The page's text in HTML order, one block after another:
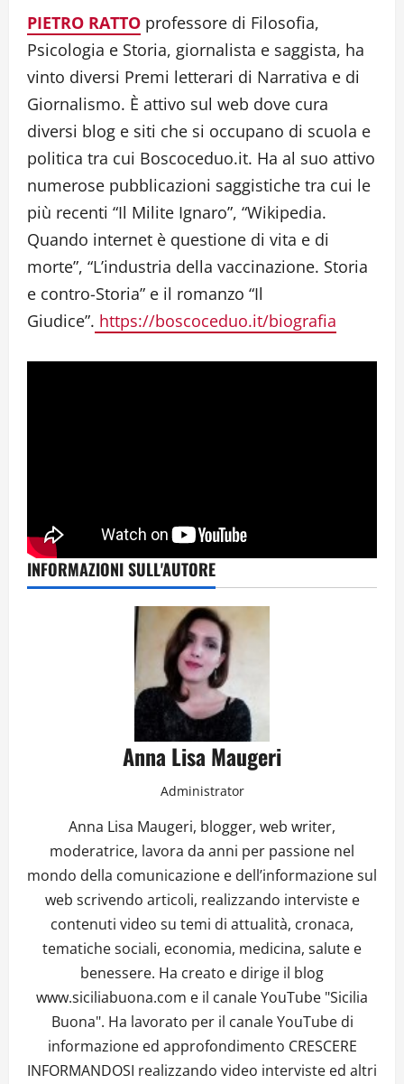
PIETRO RATTO professore di Filosofia,
Psicologia e Storia, giornalista e saggista, ha
vinto diversi Premi letterari di Narrativa e di
Giornalismo. È attivo sul web dove cura
diversi blog e siti che si occupano di scuola e
politica tra cui Boscoceduo.it. Ha al suo attivo
numerose pubblicazioni saggistiche tra cui le
più recenti “Il Milite Ignaro”, “Wikipedia.
Quando internet è questione di vita e di
morte”, “L’industria della vaccinazione. Storia
e contro-Storia” e il romanzo “Il
Giudice”. https://boscoceduo.it/biografia
INFORMAZIONI SULL'AUTORE
Anna Lisa Maugeri
Administrator
Anna Lisa Maugeri, blogger, web writer,
moderatrice, lavora da anni per passione nel
mondo della comunicazione e dell’informazione sul
web scrivendo articoli, realizzando interviste e
contenuti video su temi di attualità, cronaca,
tematiche sociali, economia, medicina, salute e
benessere. Ha creato e dirige il blog
www.siciliabuona.com e il canale YouTube "Sicilia
Buona". Ha lavorato per il canale YouTube di
informazione ed approfondimento CRESCERE
INFORMANDOSI realizzando video interviste ed altri